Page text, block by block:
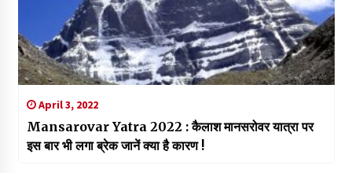
April 3, 2022
Mansarovar Yatra 2022 : कैलाश मानसरोवर यात्रा पर
इस बार भी लगा ब्रेक जानें क्या है कारण !